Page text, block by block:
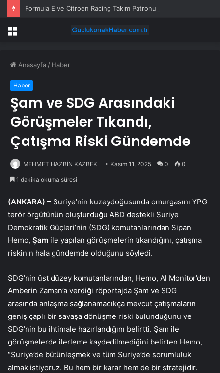
Menü
Anasayfa / Haber
Haber
Şam ve SDG Arasındaki
Görüşmeler Tıkandı,
Çatışma Riski Gündemde
MEHMET HAZBİN KAZBEK Kasım 11, 2025 0 0
1 dakika okuma süresi
(ANKARA) – Suriye’nin kuzeydoğusunda omurgasını YPG
terör örgütünün oluşturduğu ABD destekli Suriye
Demokratik Güçleri’nin (SDG) komutanlarından Sipan
Hemo, Şam ile yapılan görüşmelerin tıkandığını, çatışma
riskinin hala gündemde olduğunu söyledi.
SDG’nin üst düzey komutanlarından, Hemo, Al Monitor’den
Amberin Zaman’a verdiği röportajda Şam ve SDG
arasında anlaşma sağlanamadıkça mevcut çatışmaların
geniş çaplı bir savaşa dönüşme riski bulunduğunu ve
SDG’nin bu ihtimale hazırlandığını belirtti. Şam ile
görüşmelerde ilerleme kaydedilmediğini belirten Hemo,
“Suriye’de bütünleşmek ve tüm Suriye’de sorumluluk
almak istiyoruz. Bu hem bir karar hem de bir stratejidir.